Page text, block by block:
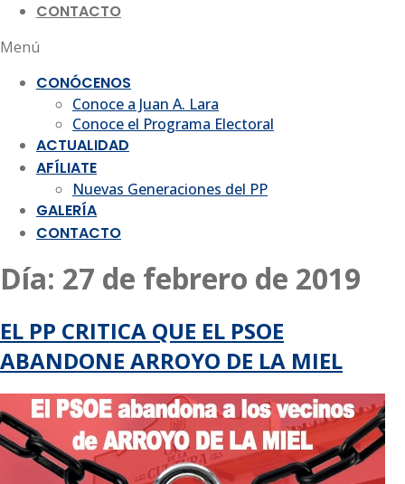
CONTACTO
Menú
CONÓCENOS
Conoce a Juan A. Lara
Conoce el Programa Electoral
ACTUALIDAD
AFÍLIATE
Nuevas Generaciones del PP
GALERÍA
CONTACTO
Día: 27 de febrero de 2019
EL PP CRITICA QUE EL PSOE
ABANDONE ARROYO DE LA MIEL